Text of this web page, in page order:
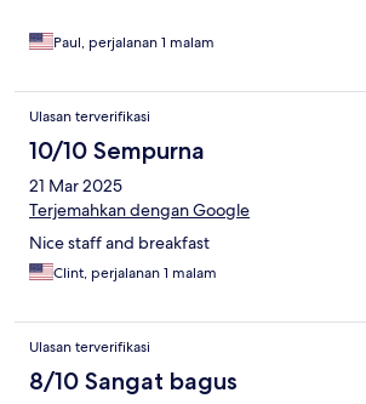
Paul, perjalanan 1 malam
Ulasan terverifikasi
10/10 Sempurna
21 Mar 2025
Terjemahkan dengan Google
Nice staff and breakfast
Clint, perjalanan 1 malam
Ulasan terverifikasi
8/10 Sangat bagus